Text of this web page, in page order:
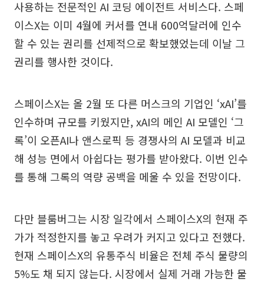
사용하는 전문적인 AI 코딩 에이전트 서비스다. 스페
이스X는 이미 4월에 커서를 연내 600억달러에 인수
할 수 있는 권리를 선제적으로 확보했었는데 이날 그
권리를 행사한 것이다.
스페이스X는 올 2월 또 다른 머스크의 기업인 ‘xAI’를
인수하며 규모를 키웠지만, xAI의 메인 AI 모델인 ‘그
록’이 오픈AI나 앤스로픽 등 경쟁사의 AI 모델과 비교
해 성능 면에서 아쉽다는 평가를 받아왔다. 이번 인수
를 통해 그록의 역량 공백을 메울 수 있을 전망이다.
다만 블룸버그는 시장 일각에서 스페이스X의 현재 주
가가 적정한지를 놓고 우려가 커지고 있다고 전했다.
현재 스페이스X의 유통주식 비율은 전체 주식 물량의
5%도 채 되지 않는다. 시장에서 실제 거래 가능한 물